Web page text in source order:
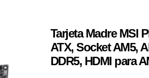
Tarjeta Madre MSI
ATX, Socket AM5,
DDR5, HDMI para